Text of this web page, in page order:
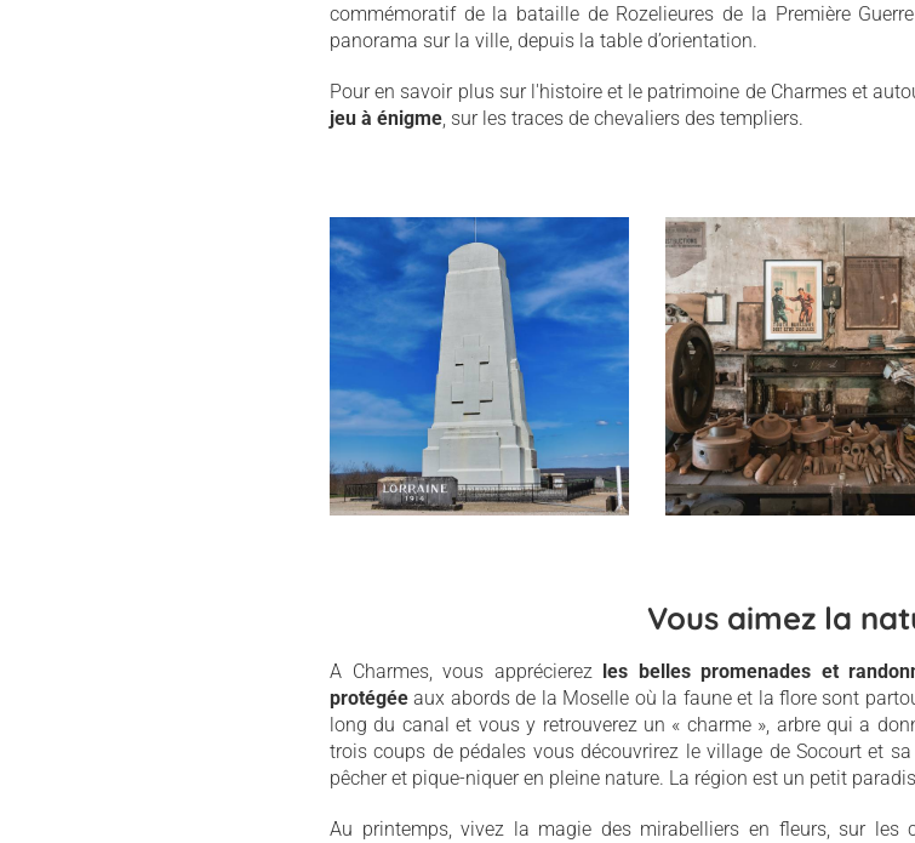
commémoratif de la bataille de Rozelieures de la Première
panorama sur la ville, depuis la table d’orientation.
Pour en savoir plus sur l'histoire et le patrimoine de Charmes et
jeu à énigme , sur les traces de chevaliers des templiers.
Vous aimez la
A Charmes, vous apprécierez les belles promenades et
protégéeaux abords de la Moselle où la faune et la flore sont
long du canal et vous y retrouverez un « charme », arbre qui a
trois coups de pédales vous découvrirez le village de Socourt et
pêcher et pique-niquer en pleine nature. La région est un petit
Au printemps, vivez la magie des mirabelliers en fleurs, sur les